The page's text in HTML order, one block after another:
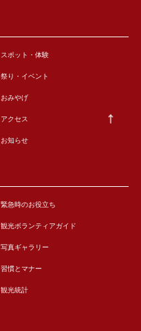
スポット・体験
祭り・イベント
おみやげ
アクセス
お知らせ
緊急時のお役立ち
観光ボランティアガイド
写真ギャラリー
習慣とマナー
観光統計